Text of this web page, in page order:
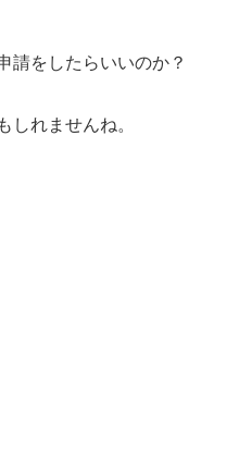
請をしたらいいのか？
しれませんね。